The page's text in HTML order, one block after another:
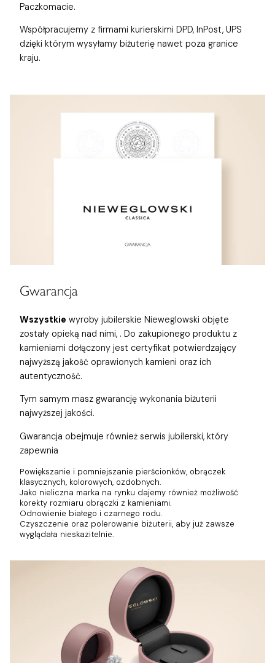
Paczkomacie.
Współpracujemy z firmami kurierskimi DPD, InPost, UPS
dzięki którym wysyłamy biżuterię nawet poza granice
kraju.
Gwarancja
Wszystkie wyroby jubilerskie Nieweglowski objęte
zostały opieką nad nimi, . Do zakupionego produktu z
kamieniami dołączony jest certyfikat potwierdzający
najwyższą jakość oprawionych kamieni oraz ich
autentyczność.
Tym samym masz gwarancję wykonania biżuterii
najwyższej jakości.
Gwarancja obejmuje również serwis jubilerski, który
zapewnia
Powiększanie i pomniejszanie pierścionków, obrączek
klasycznych, kolorowych, ozdobnych.
Jako nieliczna marka na rynku dajemy również możliwość
korekty rozmiaru obrączki z kamieniami.
Odnowienie białego i czarnego rodu.
Czyszczenie oraz polerowanie biżuterii, aby już zawsze
wyglądała nieskazitelnie.